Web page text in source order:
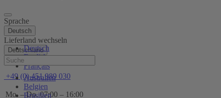
Sprache
Deutsch
Deutsch
English
Français
Lieferland wechseln
Deutschland
Australien
Belgien
Brasilien
Hilfe
+49 (0) 451 989 030
Mo. – Do. 07:00 – 16:00